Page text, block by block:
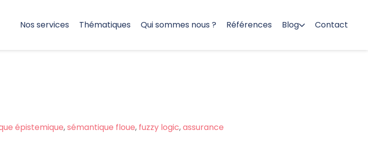
Nos services Thématiques Qui sommes nous ? Références Blog Contact
épistemique,sémantique floue, fuzzy logic,assurance